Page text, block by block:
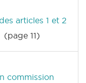
articles 1 et 2
(page 11)
commission